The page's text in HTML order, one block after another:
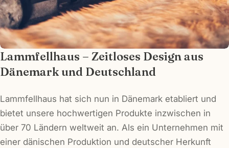
Lammfellhaus – Zeitloses Design aus
Dänemark und Deutschland
Lammfellhaus hat sich nun in Dänemark etabliert und
bietet unsere hochwertigen Produkte inzwischen in
über 70 Ländern weltweit an. Als ein Unternehmen mit
einer dänischen Produktion und deutscher Herkunft